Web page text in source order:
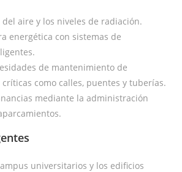
aire y los niveles de radiación.
energética con sistemas de
de mantenimiento de
como calles, puentes y tuberías.
mediante la administración
universitarios y los edificios